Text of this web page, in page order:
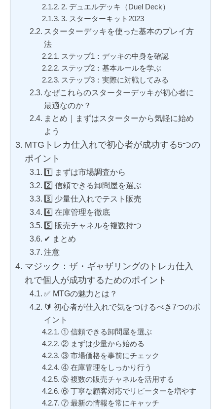
2. デュエルデッキ（Duel Deck）
3. スターターキット2023
スターターデッキを使った基本のプレイ方
法
ステップ1：デッキの中身を確認
ステップ2：基本ルールを学ぶ
ステップ3：実際に対戦してみる
なぜこれらのスターターデッキが初心者に
最適なのか？
まとめ｜まずはスターターから気軽に始め
よう
MTGトレカ仕入れで初心者が成功する5つの
ポイント
1️⃣ まずは市場調査から
2️⃣ 信頼できる卸問屋を選ぶ
3️⃣ 少量仕入れでテスト販売
4️⃣ 在庫管理を徹底
5️⃣ 販売チャネルを複数持つ
✔ まとめ
注意
マジック：ザ・ギャザリングのトレカ仕入
れで個人が成功するためのポイント
✅ MTGの魅力とは？
🔰 初心者が仕入れで気をつけるべき7つのポ
イント
① 信頼できる卸問屋を選ぶ
② まずは少量から始める
③ 市場価格を事前にチェック
④ 在庫管理をしっかり行う
⑤ 複数の販売チャネルを活用する
⑥ 丁寧な顧客対応でリピーターを増やす
⑦ 最新の情報を常にキャッチ